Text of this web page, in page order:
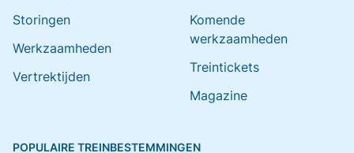
Storingen
Werkzaamheden
Vertrektijden
Komende
werkzaamheden
Treintickets
Magazine
POPULAIRE TREINBESTEMMINGEN